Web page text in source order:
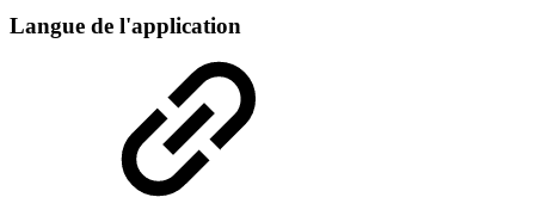
Langue de l'application